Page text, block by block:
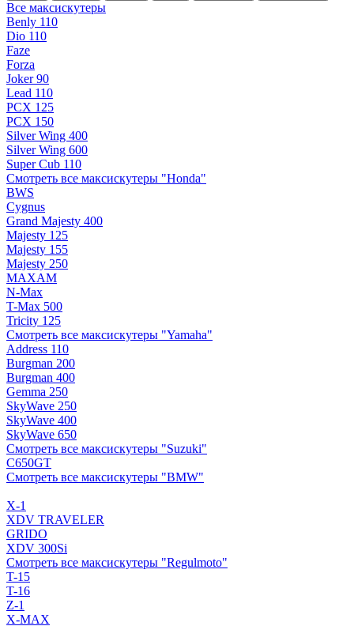
Все максискутеры
Benly 110
Dio 110
Faze
Forza
Joker 90
Lead 110
PCX 125
PCX 150
Silver Wing 400
Silver Wing 600
Super Cub 110
Смотреть все максискутеры "Honda"
BWS
Cygnus
Grand Majesty 400
Majesty 125
Majesty 155
Majesty 250
MAXAM
N-Max
T-Max 500
Tricity 125
Смотреть все максискутеры "Yamaha"
Address 110
Burgman 200
Burgman 400
Gemma 250
SkyWave 250
SkyWave 400
SkyWave 650
Смотреть все максискутеры "Suzuki"
C650GT
Смотреть все максискутеры "BMW"
X-1
XDV TRAVELER
GRIDO
XDV 300Si
Смотреть все максискутеры "Regulmoto"
T-15
T-16
Z-1
X-MAX